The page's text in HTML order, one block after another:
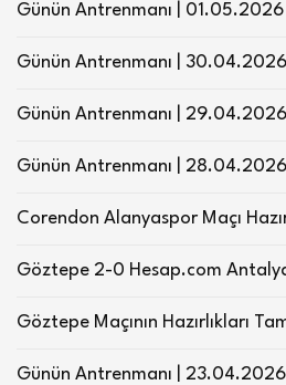
Günün Antrenmanı | 01.05.2026
Günün Antrenmanı | 30.04.2026
Günün Antrenmanı | 29.04.2026
Günün Antrenmanı | 28.04.2026
Corendon Alanyaspor Maçı
Göztepe 2-0 Hesap.com
Göztepe Maçının Hazırlıkları
Günün Antrenmanı | 23.04.2026